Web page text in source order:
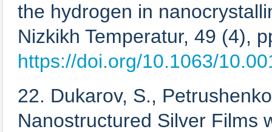
the hydrogen in
Nizkikh Temperatur, 49 (4),
https://doi.org/10.1063/
22. Dukarov, S.,
Nanostructured Silver Films